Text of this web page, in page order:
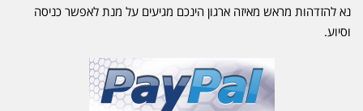
נא להזדהות מראש מאיזה ארגון הינכם מגיעים על מנת לאפשר כניסה
וסיוע.